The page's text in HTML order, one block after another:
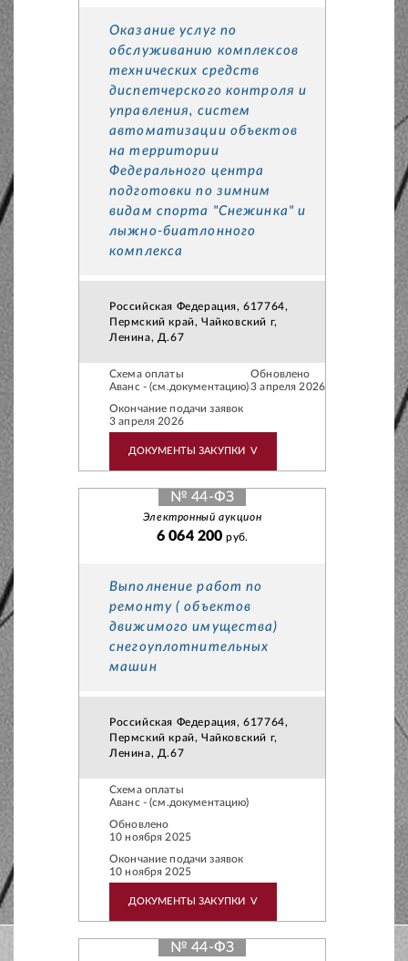
Оказание услуг по
обслуживанию комплексов
технических средств
диспетчерского контроля и
управления, систем
автоматизации объектов
на территории
Федерального центра
подготовки по зимним
видам спорта "Снежинка" и
лыжно-биатлонного
комплекса
Российская Федерация, 617764,
Пермский край, Чайковский г,
Ленина, Д.67
Схема оплаты
Аванс - (см.документацию)
Обновлено
3 апреля 2026
Окончание подачи заявок
3 апреля 2026
ДОКУМЕНТЫ ЗАКУПКИ V
№ 44-ФЗ
Электронный аукцион
6 064 200руб.
Выполнение работ по
ремонту ( объектов
движимого имущества)
снегоуплотнительных
машин
Российская Федерация, 617764,
Пермский край, Чайковский г,
Ленина, Д.67
Схема оплаты
Аванс - (см.документацию)
Обновлено
10 ноября 2025
Окончание подачи заявок
10 ноября 2025
ДОКУМЕНТЫ ЗАКУПКИ V
№ 44-ФЗ